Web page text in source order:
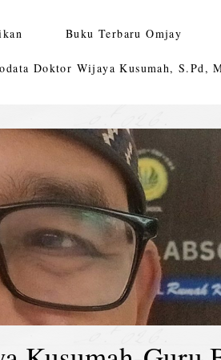
Buku Terbaru Omjay
Doktor Wijaya Kusumah, S.Pd,